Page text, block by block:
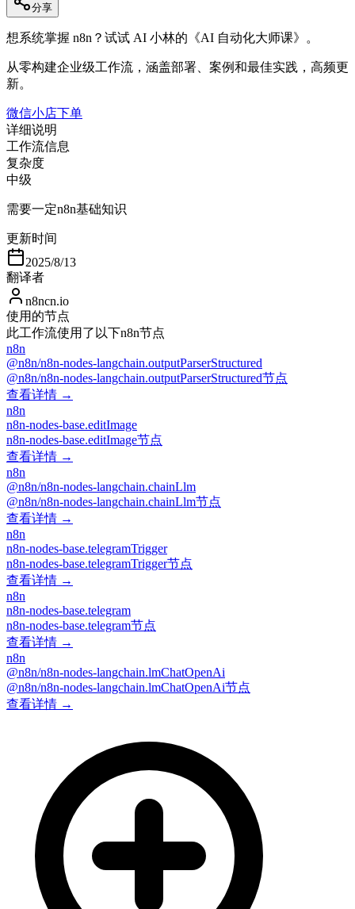
分享
想系统掌握 n8n？试试 AI 小林的《AI 自动化大师课》。
从零构建企业级工作流，涵盖部署、案例和最佳实践，高频更
新。
微信小店下单
详细说明
工作流信息
复杂度
中级
需要一定n8n基础知识
更新时间
2025/8/13
翻译者
n8ncn.io
使用的节点
此工作流使用了以下n8n节点
n8n
@n8n/n8n-nodes-langchain.outputParserStructured
@n8n/n8n-nodes-langchain.outputParserStructured节点
查看详情 →
n8n
n8n-nodes-base.editImage
n8n-nodes-base.editImage节点
查看详情 →
n8n
@n8n/n8n-nodes-langchain.chainLlm
@n8n/n8n-nodes-langchain.chainLlm节点
查看详情 →
n8n
n8n-nodes-base.telegramTrigger
n8n-nodes-base.telegramTrigger节点
查看详情 →
n8n
n8n-nodes-base.telegram
n8n-nodes-base.telegram节点
查看详情 →
n8n
@n8n/n8n-nodes-langchain.lmChatOpenAi
@n8n/n8n-nodes-langchain.lmChatOpenAi节点
查看详情 →